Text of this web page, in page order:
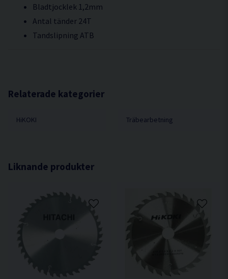
Bladtjocklek 1,2mm
Antal tänder 24T
Tandslipning ATB
Relaterade kategorier
HiKOKI Träbearbetning
Liknande produkter